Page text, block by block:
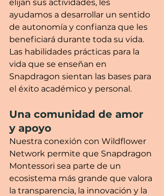
elijan sus actividades, les
ayudamos a desarrollar un sentido
de autonomía y confianza que les
beneficiará durante toda su vida.
Las habilidades prácticas para la
vida que se enseñan en
Snapdragon sientan las bases para
el éxito académico y personal.
Una comunidad de amor
y apoyo
Nuestra conexión con Wildflower
Network permite que Snapdragon
Montessori sea parte de un
ecosistema más grande que valora
la transparencia, la innovación y la